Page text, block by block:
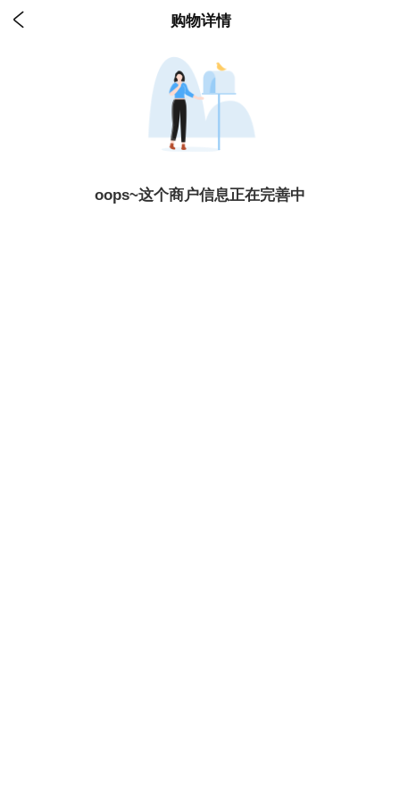
 购物详情
oops~这个商户信息正在完善中